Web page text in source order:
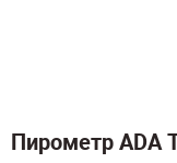
Пирометр ADA